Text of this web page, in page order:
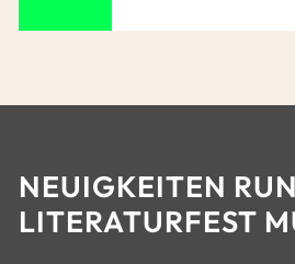
NEUIGKEITEN
LITERATURFEST